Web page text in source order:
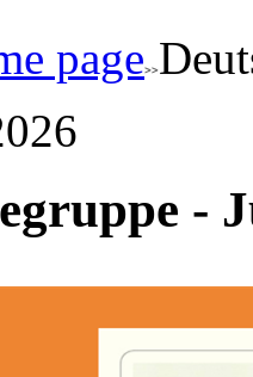
page
-